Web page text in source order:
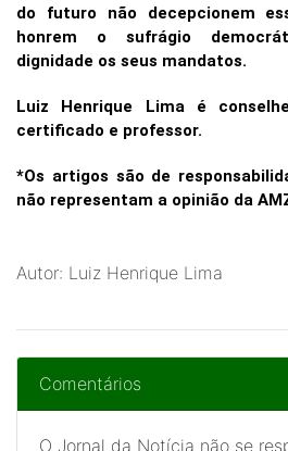
do futuro não decepcionem
honrem o sufrágio
dignidade os seus mandatos.
Luiz Henrique Lima é
certificado e professor.
*Os artigos são de
não representam a opinião da
Autor: Luiz Henrique Lima
Comentários
O Jornal da Notícia não se